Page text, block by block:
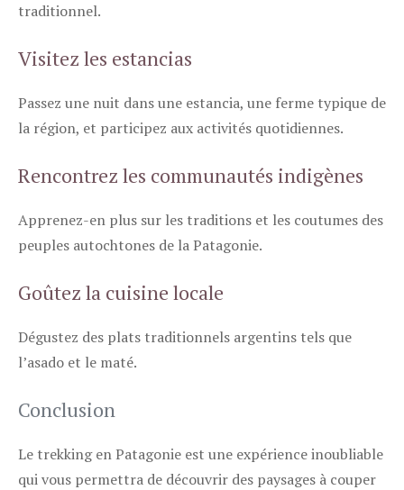
traditionnel.
Visitez les estancias
Passez une nuit dans une estancia, une ferme typique de
la région, et participez aux activités quotidiennes.
Rencontrez les communautés indigènes
Apprenez-en plus sur les traditions et les coutumes des
peuples autochtones de la Patagonie.
Goûtez la cuisine locale
Dégustez des plats traditionnels argentins tels que
l’asado et le maté.
Conclusion
Le trekking en Patagonie est une expérience inoubliable
qui vous permettra de découvrir des paysages à couper